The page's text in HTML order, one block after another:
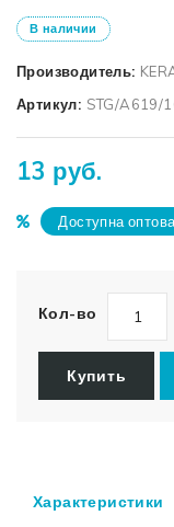
В наличии
Производитель:
Артикул: STG/A619/
13 руб.
Доступна
Кол-во
Купить
Характеристики